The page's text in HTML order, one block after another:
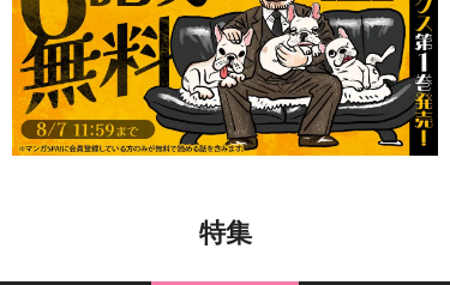
特集